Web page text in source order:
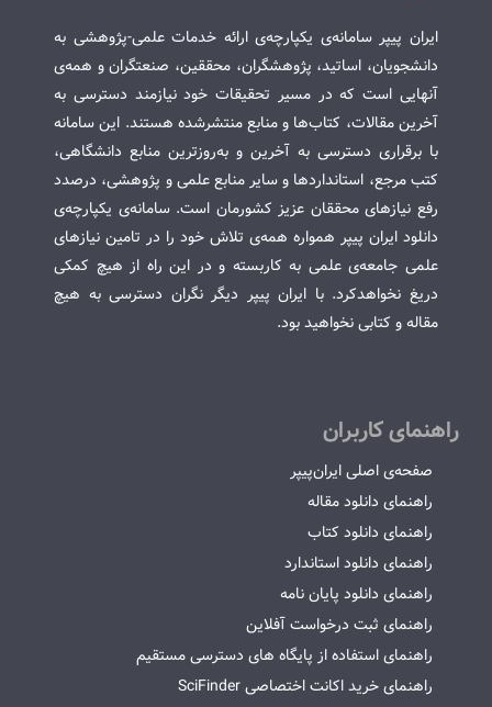
ایران پیپر سامانه‌ی یکپارچه‌ی ارائه خدمات علمی-پژوهشی به
دانشجویان، اساتید، پژوهشگران، محققین، صنعتگران و همه‌ی
آنهایی است که در مسیر تحقیقات خود نیازمند دسترسی به
آخرین مقالات، کتاب‌ها و منابع منتشرشده هستند. این سامانه
با برقراری دسترسی به آخرین و به‌روزترین منابع دانشگاهی،
کتب مرجع، استانداردها و سایر منابع علمی و پژوهشی، درصدد
رفع نیازهای محققان عزیز کشورمان است. سامانه‌ی یکپارچه‌ی
دانلود ایران پیپر همواره همه‌ی تلاش خود را در تامین نیازهای
علمی جامعه‌ی علمی به کاربسته و در این راه از هیچ کمکی
دریغ نخواهدکرد. با ایران پیپر دیگر نگران دسترسی به هیچ
مقاله و کتابی نخواهید بود.
راهنمای کاربران
صفحه‌ی اصلی ایران‌پیپر
راهنمای دانلود مقاله
راهنمای دانلود کتاب
راهنمای دانلود استاندارد
راهنمای دانلود پایان نامه
راهنمای ثبت درخواست آفلاین
راهنمای استفاده از پایگاه های دسترسی مستقیم
راهنمای خرید اکانت اختصاصی SciFinder